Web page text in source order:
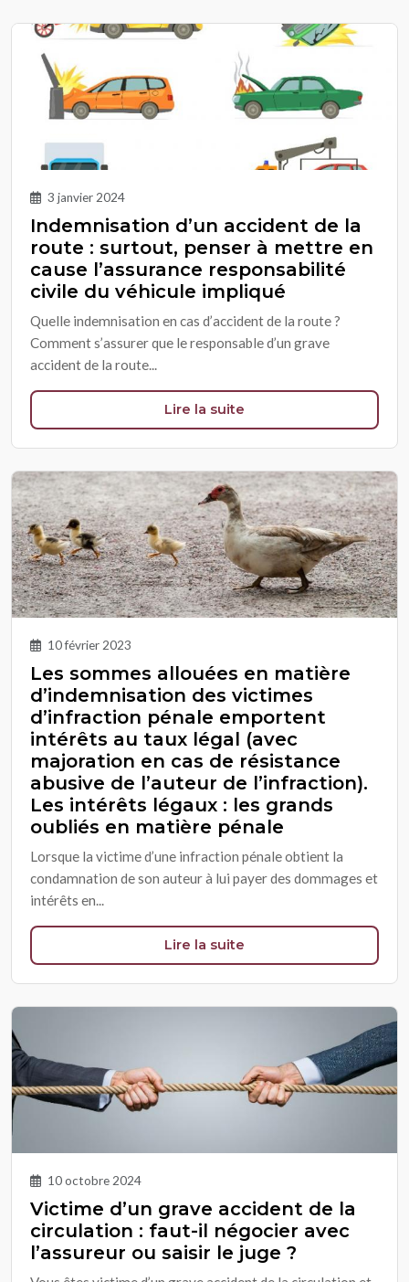
3 janvier 2024
Indemnisation d’un accident de la
route : surtout, penser à mettre en
cause l’assurance responsabilité
civile du véhicule impliqué
Quelle indemnisation en cas d’accident de la route ?
Comment s’assurer que le responsable d’un grave
accident de la route...
Lire la suite
10 février 2023
Les sommes allouées en matière
d’indemnisation des victimes
d’infraction pénale emportent
intérêts au taux légal (avec
majoration en cas de résistance
abusive de l’auteur de l’infraction).
Les intérêts légaux : les grands
oubliés en matière pénale
Lorsque la victime d’une infraction pénale obtient la
condamnation de son auteur à lui payer des dommages et
intérêts en...
Lire la suite
10 octobre 2024
Victime d’un grave accident de la
circulation : faut-il négocier avec
l’assureur ou saisir le juge ?